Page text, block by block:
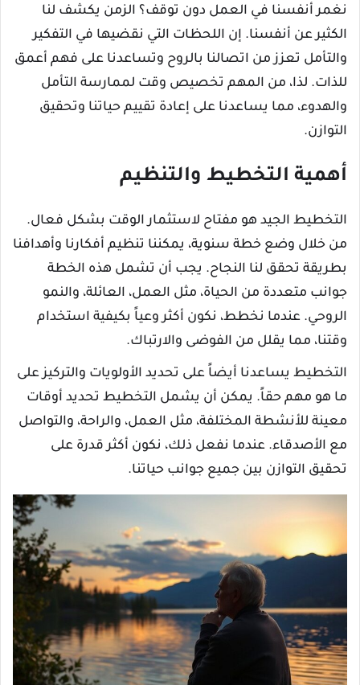
نغمر أنفسنا في العمل دون توقف؟ الزمن يكشف لنا
الكثير عن أنفسنا. إن اللحظات التي نقضيها في التفكير
والتأمل تعزز من اتصالنا بالروح وتساعدنا على فهم أعمق
للذات. لذا، من المهم تخصيص وقت لممارسة التأمل
والهدوء، مما يساعدنا على إعادة تقييم حياتنا وتحقيق
التوازن.
أهمية التخطيط والتنظيم
التخطيط الجيد هو مفتاح لاستثمار الوقت بشكل فعال.
من خلال وضع خطة سنوية، يمكننا تنظيم أفكارنا وأهدافنا
بطريقة تحقق لنا النجاح. يجب أن تشمل هذه الخطة
جوانب متعددة من الحياة، مثل العمل، العائلة، والنمو
الروحي. عندما نخطط، نكون أكثر وعياً بكيفية استخدام
وقتنا، مما يقلل من الفوضى والارتباك.
التخطيط يساعدنا أيضاً على تحديد الأولويات والتركيز على
ما هو مهم حقاً. يمكن أن يشمل التخطيط تحديد أوقات
معينة للأنشطة المختلفة، مثل العمل، والراحة، والتواصل
مع الأصدقاء. عندما نفعل ذلك، نكون أكثر قدرة على
تحقيق التوازن بين جميع جوانب حياتنا.